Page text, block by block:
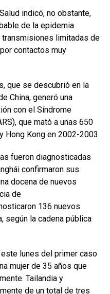
indicó, no obstante,
de la epidemia
transmisiones limitadas de
contactos muy
que se descubrió en la
China, generó una
con el Síndrome
que mató a unas 650
Hong Kong en 2002-2003.
fueron diagnosticadas
confirmaron sus
docena de nuevos
de
136 nuevos
según la cadena pública
lunes del primer caso
mujer de 35 años que
Tailandia y
de un total de tres